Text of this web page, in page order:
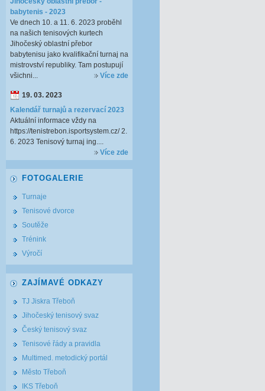
babytenis - 2023
Ve dnech 10. a 11. 6. 2023 proběhl
na našich tenisových kurtech
Jihočeský oblastní přebor
babytenisu jako kvalifikační turnaj na
mistrovství republiky. Tam postupují
všichni...
Více zde
19. 03. 2023
Kalendář turnajů a rezervací 2023
Aktuální informace vždy na
https://tenistrebon.isportsystem.cz/ 2.
6. 2023 Tenisový turnaj ing....
Více zde
FOTOGALERIE
Turnaje
Tenisové dvorce
Soutěže
Trénink
Výročí
ZAJÍMAVÉ ODKAZY
TJ Jiskra Třeboň
Jihočeský tenisový svaz
Český tenisový svaz
Tenisové řády a pravidla
Multimed. metodický portál
Město Třeboň
IKS Třeboň